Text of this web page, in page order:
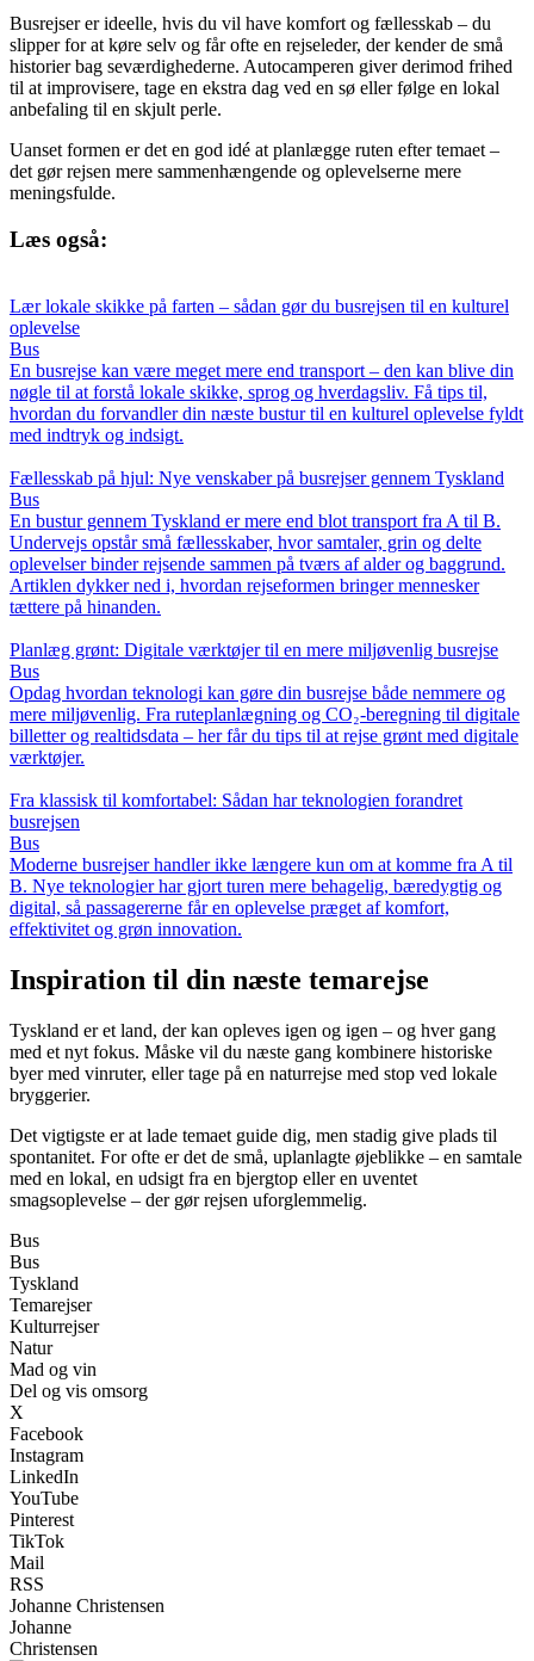
Busrejser er ideelle, hvis du vil have komfort og fællesskab – du
slipper for at køre selv og får ofte en rejseleder, der kender de små
historier bag seværdighederne. Autocamperen giver derimod frihed
til at improvisere, tage en ekstra dag ved en sø eller følge en lokal
anbefaling til en skjult perle.
Uanset formen er det en god idé at planlægge ruten efter temaet –
det gør rejsen mere sammenhængende og oplevelserne mere
meningsfulde.
Læs også:
Lær lokale skikke på farten – sådan gør du busrejsen til en kulturel
oplevelse
Bus
En busrejse kan være meget mere end transport – den kan blive din
nøgle til at forstå lokale skikke, sprog og hverdagsliv. Få tips til,
hvordan du forvandler din næste bustur til en kulturel oplevelse fyldt
med indtryk og indsigt.
Fællesskab på hjul: Nye venskaber på busrejser gennem Tyskland
Bus
En bustur gennem Tyskland er mere end blot transport fra A til B.
Undervejs opstår små fællesskaber, hvor samtaler, grin og delte
oplevelser binder rejsende sammen på tværs af alder og baggrund.
Artiklen dykker ned i, hvordan rejseformen bringer mennesker
tættere på hinanden.
Planlæg grønt: Digitale værktøjer til en mere miljøvenlig busrejse
Bus
Opdag hvordan teknologi kan gøre din busrejse både nemmere og
mere miljøvenlig. Fra ruteplanlægning og CO₂-beregning til digitale
billetter og realtidsdata – her får du tips til at rejse grønt med digitale
værktøjer.
Fra klassisk til komfortabel: Sådan har teknologien forandret
busrejsen
Bus
Moderne busrejser handler ikke længere kun om at komme fra A til
B. Nye teknologier har gjort turen mere behagelig, bæredygtig og
digital, så passagererne får en oplevelse præget af komfort,
effektivitet og grøn innovation.
Inspiration til din næste temarejse
Tyskland er et land, der kan opleves igen og igen – og hver gang
med et nyt fokus. Måske vil du næste gang kombinere historiske
byer med vinruter, eller tage på en naturrejse med stop ved lokale
bryggerier.
Det vigtigste er at lade temaet guide dig, men stadig give plads til
spontanitet. For ofte er det de små, uplanlagte øjeblikke – en samtale
med en lokal, en udsigt fra en bjergtop eller en uventet
smagsoplevelse – der gør rejsen uforglemmelig.
Bus
Bus
Tyskland
Temarejser
Kulturrejser
Natur
Mad og vin
Del og vis omsorg
X
Facebook
Instagram
LinkedIn
YouTube
Pinterest
TikTok
Mail
RSS
Johanne Christensen
Johanne
Christensen